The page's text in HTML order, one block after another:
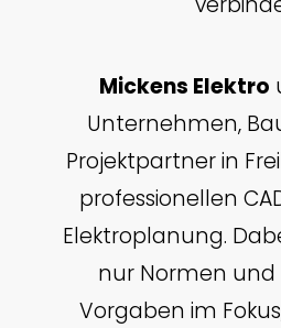
Mickens Elektro
Unternehmen,
Projektpartner in
professionellen
Elektroplanung.
nur Normen
Vorgaben im